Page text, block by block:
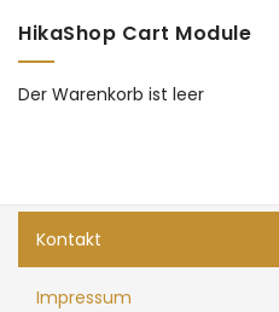
HikaShop Cart Module
Der Warenkorb ist leer
Kontakt
Impressum